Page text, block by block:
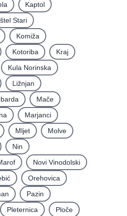
Kaptol
Stari
Komiža
Kotoriba
Kraj
Kula Norinska
Ližnjan
Mače
Marjanci
Mljet
Molve
Nin
Novi Vinodolski
Orehovica
Pazin
Pleternica
Ploče